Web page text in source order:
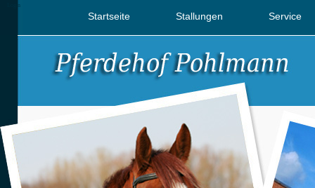
Login
Startseite Stallungen Service